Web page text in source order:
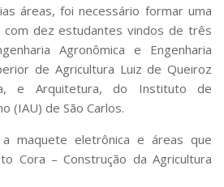
áreas, foi necessário formar uma
com dez estudantes vindos de três
Agronômica e Engenharia
de Agricultura Luiz de Queiroz
e Arquitetura, do Instituto de
(IAU) de São Carlos.
maquete eletrônica e áreas que
Cora – Construção da Agricultura